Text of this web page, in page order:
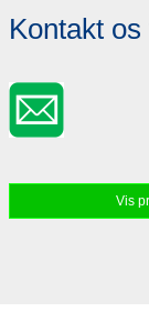
Kontakt
Vis